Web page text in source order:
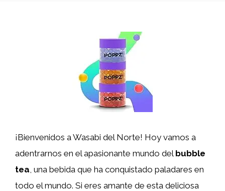
¡Bienvenidos a Wasabi del Norte! Hoy vamos a
adentrarnos en el apasionante mundo del bubble
tea, una bebida que ha conquistado paladares en
todo el mundo. Si eres amante de esta deliciosa